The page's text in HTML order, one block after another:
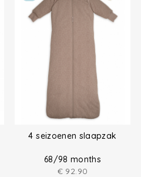
4 seizoenen slaapzak
68/98 months
€ 92.90